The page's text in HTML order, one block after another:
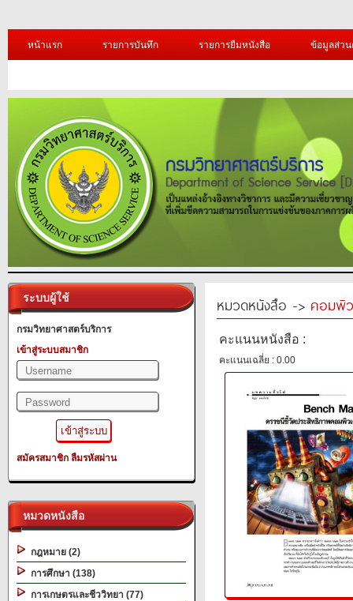
หน้าแรก รายการบันทึก รายการยืมหนังสือ ข้อมูลส่ว
ระบบผู้ใช้
กรมวิทยาศาสตร์บริการ
เข้าสู่ระบบสมาชิก
สมัครสมาชิก ลืมรหัสผ่าน
หมวดหนังสือ
กฎหมาย (2)
การศึกษา (138)
การเกษตรและชีววิทยา (77)
หมวดหนังสือ -> คอมพิ
คะแนนหนังสือ :
คะแนนเฉลี่ย : 0.00